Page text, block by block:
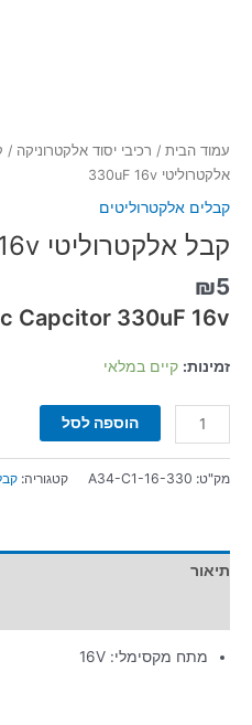
עמוד הבית / רכיבי יסוד אלקטרוניקה /
אלקטרוליטי 330uF 16v
קבלים אלקטרוליטים
קבל אלקטרוליטי 330uF 16v
₪5
Capcitor 330uF 16v
זמינות: קיים במלאי
הוספה לסל
מק"ט: A34-C1-16-330 קטגוריה:
תיאור
מתח מקסימלי: 16V